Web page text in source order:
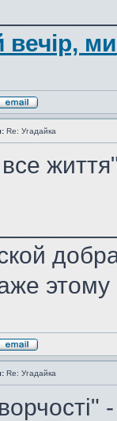
Re: Угадайка
этому
Re: Угадайка